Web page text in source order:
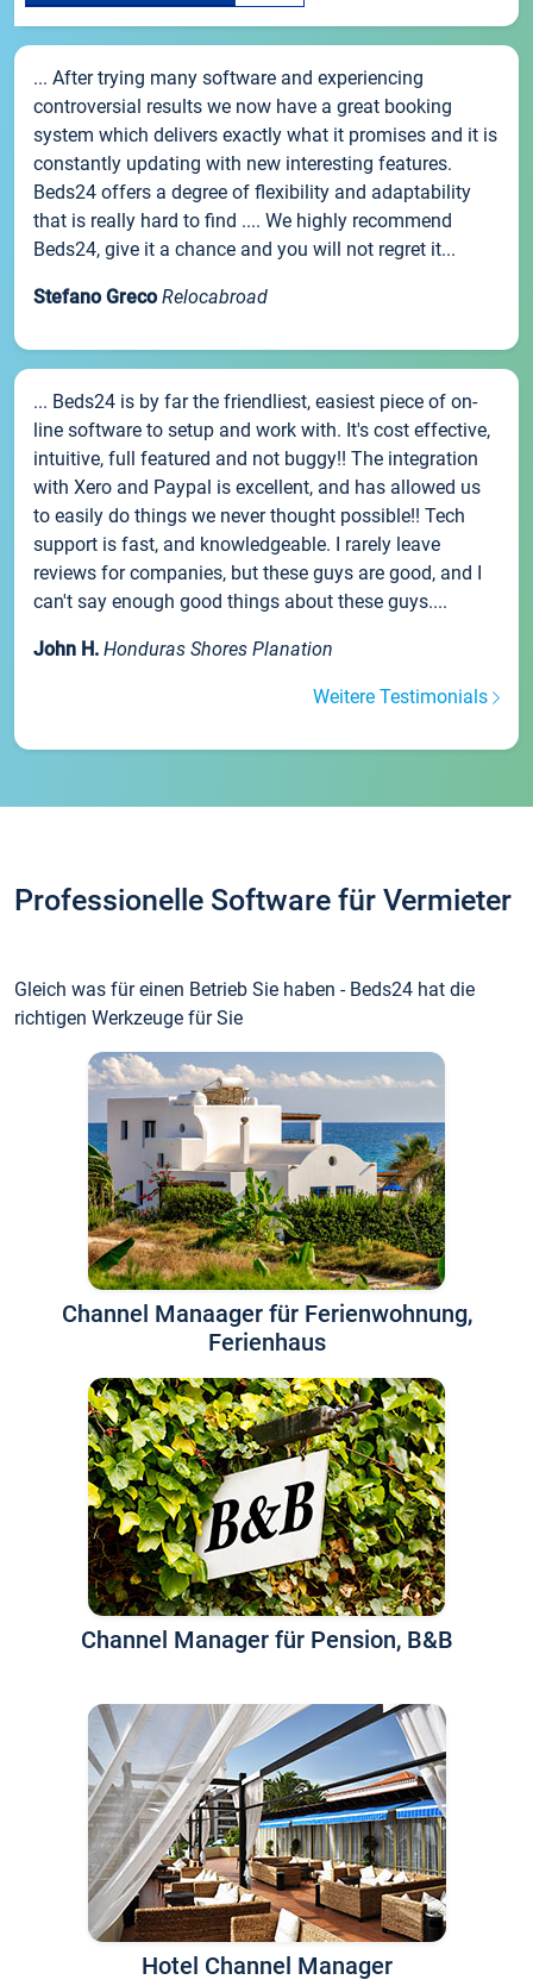
... After trying many software and experiencing
controversial results we now have a great booking
system which delivers exactly what it promises and it is
constantly updating with new interesting features.
Beds24 offers a degree of flexibility and adaptability
that is really hard to find .... We highly recommend
Beds24, give it a chance and you will not regret it...
Stefano Greco Relocabroad
... Beds24 is by far the friendliest, easiest piece of on-
line software to setup and work with. It's cost effective,
intuitive, full featured and not buggy!! The integration
with Xero and Paypal is excellent, and has allowed us
to easily do things we never thought possible!! Tech
support is fast, and knowledgeable. I rarely leave
reviews for companies, but these guys are good, and I
can't say enough good things about these guys....
John H. Honduras Shores Planation
Weitere Testimonials
Professionelle Software für Vermieter
Gleich was für einen Betrieb Sie haben - Beds24 hat die
richtigen Werkzeuge für Sie
Channel Manaager für Ferienwohnung,
Ferienhaus
Channel Manager für Pension, B&B
Hotel Channel Manager